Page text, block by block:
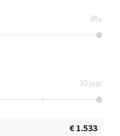
8%
30jaar
€ 1.533